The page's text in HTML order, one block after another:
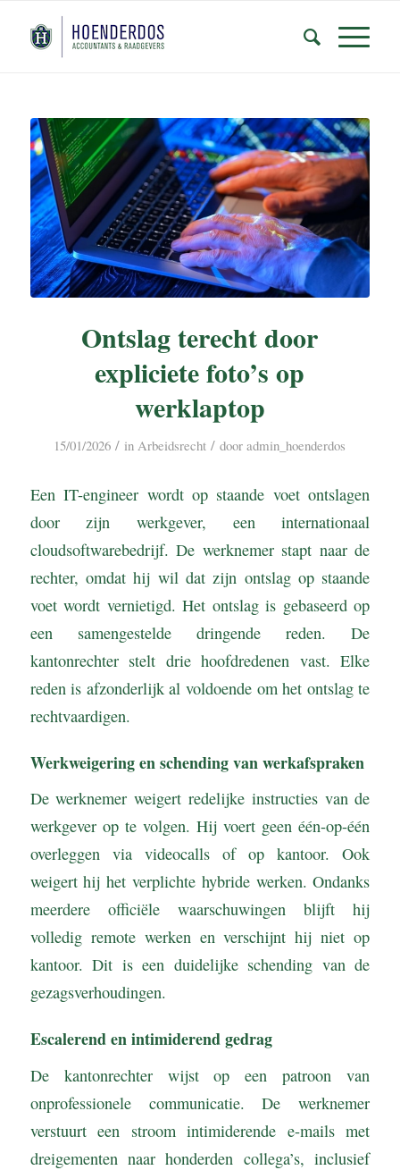
Ontslag terecht door
expliciete foto’s op
werklaptop
15/01/2026 / inArbeidsrecht / dooradmin_hoenderdos
Een IT-engineer wordt op staande voet ontslagen
door zijn werkgever, een internationaal
cloudsoftwarebedrijf. De werknemer stapt naar de
rechter, omdat hij wil dat zijn ontslag op staande
voet wordt vernietigd. Het ontslag is gebaseerd op
een samengestelde dringende reden. De
kantonrechter stelt drie hoofdredenen vast. Elke
reden is afzonderlijk al voldoende om het ontslag te
rechtvaardigen.
Werkweigering en schending van werkafspraken
De werknemer weigert redelijke instructies van de
werkgever op te volgen. Hij voert geen één-op-één
overleggen via videocalls of op kantoor. Ook
weigert hij het verplichte hybride werken. Ondanks
meerdere officiële waarschuwingen blijft hij
volledig remote werken en verschijnt hij niet op
kantoor. Dit is een duidelijke schending van de
gezagsverhoudingen.
Escalerend en intimiderend gedrag
De kantonrechter wijst op een patroon van
onprofessionele communicatie. De werknemer
verstuurt een stroom intimiderende e-mails met
dreigementen naar honderden collega’s, inclusief